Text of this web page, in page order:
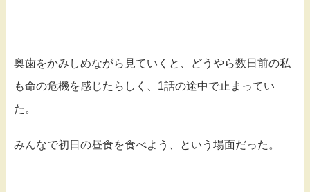
奥歯をかみしめながら見ていくと、どうやら数日前の私
も命の危機を感じたらしく、1話の途中で止まってい
た。
みんなで初日の昼食を食べよう、という場面だった。